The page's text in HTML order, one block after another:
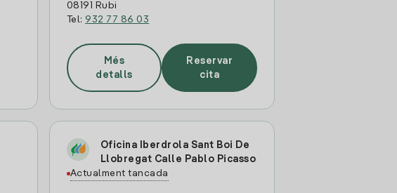
08191 Rubi
Tel:932 77 86 03
Més
detalls
Reservar
cita
Oficina Iberdrola Sant Boi De
Llobregat Calle Pablo Picasso
Actualment tancada